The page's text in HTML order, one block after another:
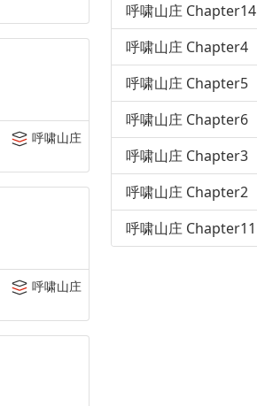
呼啸山庄
呼啸山庄
呼啸山庄 Chapter14
呼啸山庄 Chapter4
呼啸山庄 Chapter5
呼啸山庄 Chapter6
呼啸山庄 Chapter3
呼啸山庄 Chapter2
呼啸山庄 Chapter11